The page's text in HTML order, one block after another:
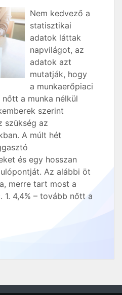
Nem kedvező a
statisztikai
adatok láttak
napvilágot, az
adatok azt
mutatják, hogy
a munkaerőpiaci
a munka nélkül
szerint
szükség az
A múlt hét
és egy hosszan
Az alábbi öt
merre tart most a
1. 4,4% – tovább nőtt a